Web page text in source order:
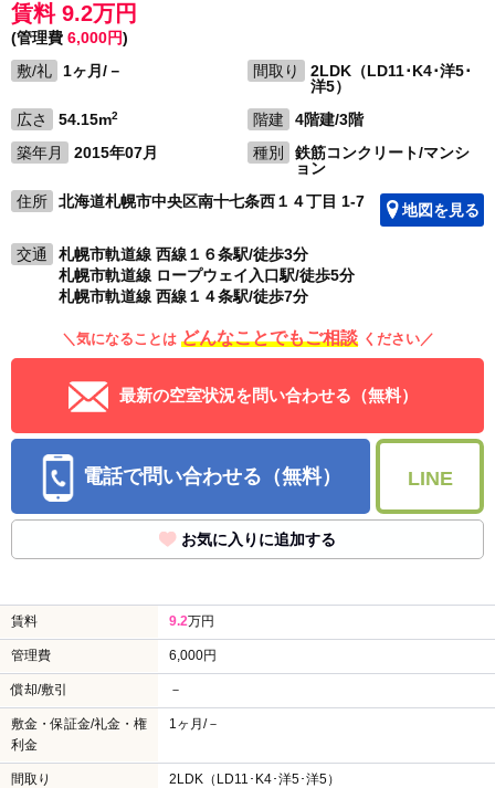
賃料 9.2万円
(管理費 6,000円)
敷/礼
1ヶ月/－ 間取り
2LDK（LD11･K4･洋5･
洋5）
広さ
54.15m2 階建
4階建/3階
築年月
2015年07月 種別
鉄筋コンクリート/マンシ
ョン
住所
北海道札幌市中央区南十七条西１４丁目 1-7 地図を見る
交通
札幌市軌道線 西線１６条駅/徒歩3分
札幌市軌道線 ロープウェイ入口駅/徒歩5分
札幌市軌道線 西線１４条駅/徒歩7分
＼気になることは どんなことでもご相談 ください／
最新の空室状況を問い合わせる（無料）
電話で問い合わせる（無料） LINE
お気に入りに追加する
賃料 9.2万円
管理費 6,000円
償却/敷引 －
敷金・保証金/礼金・権
利金
1ヶ月/－
間取り 2LDK（LD11･K4･洋5･洋5）